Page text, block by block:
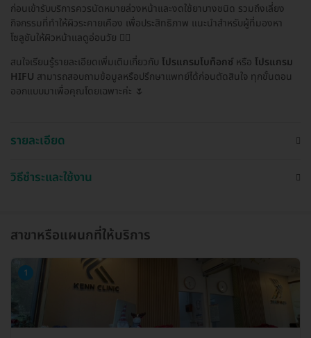
ก่อนเข้ารับบริการควรนัดหมายล่วงหน้าและงดใช้ยาบางชนิด รวมถึงเลี่ยง
กิจกรรมที่ทำให้ผิวระคายเคือง เพื่อประสิทธิภาพ แนะนำสำหรับผู้ที่มองหา
โซลูชันให้ผิวหน้าแลดูอ่อนวัย 👩‍⚕️
สนใจเรียนรู้รายละเอียดเพิ่มเติมเกี่ยวกับ โปรแกรมโบท็อกซ์ หรือ โปรแกรม
HIFU สามารถสอบถามข้อมูลหรือปรึกษาแพทย์ได้ก่อนตัดสินใจ ทุกขั้นตอน
ออกแบบมาเพื่อคุณโดยเฉพาะค่ะ 🌷
รายละเอียด
วิธีชำระและใช้งาน
สาขาหรือแผนกที่ให้บริการ
1